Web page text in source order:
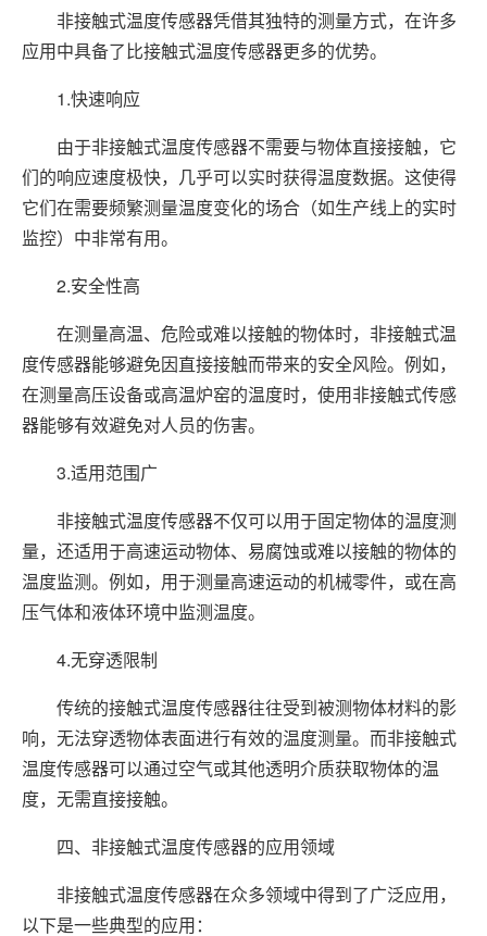
非接触式温度传感器凭借其独特的测量方式，在许多
应用中具备了比接触式温度传感器更多的优势。
1.快速响应
由于非接触式温度传感器不需要与物体直接接触，它
们的响应速度极快，几乎可以实时获得温度数据。这使得
它们在需要频繁测量温度变化的场合（如生产线上的实时
监控）中非常有用。
2.安全性高
在测量高温、危险或难以接触的物体时，非接触式温
度传感器能够避免因直接接触而带来的安全风险。例如，
在测量高压设备或高温炉窑的温度时，使用非接触式传感
器能够有效避免对人员的伤害。
3.适用范围广
非接触式温度传感器不仅可以用于固定物体的温度测
量，还适用于高速运动物体、易腐蚀或难以接触的物体的
温度监测。例如，用于测量高速运动的机械零件，或在高
压气体和液体环境中监测温度。
4.无穿透限制
传统的接触式温度传感器往往受到被测物体材料的影
响，无法穿透物体表面进行有效的温度测量。而非接触式
温度传感器可以通过空气或其他透明介质获取物体的温
度，无需直接接触。
四、非接触式温度传感器的应用领域
非接触式温度传感器在众多领域中得到了广泛应用，
以下是一些典型的应用：